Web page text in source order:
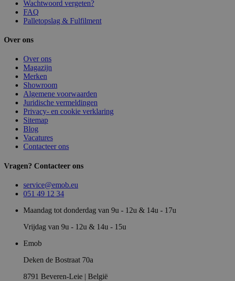
Wachtwoord vergeten?
FAQ
Palletopslag & Fulfilment
Over ons
Over ons
Magazijn
Merken
Showroom
Algemene voorwaarden
Juridische vermeldingen
Privacy- en cookie verklaring
Sitemap
Blog
Vacatures
Contacteer ons
Vragen? Contacteer ons
service@emob.eu
051 49 12 34
Maandag tot donderdag van 9u - 12u & 14u - 17u
Vrijdag van 9u - 12u & 14u - 15u
Emob
Deken de Bostraat 70a
8791 Beveren-Leie | België